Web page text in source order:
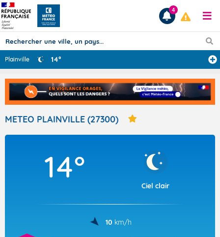
Prévisions
TOUS LES RÉSULTATS
Articles
4
Plainville 14°
METEO PLAINVILLE (27300)
14°
Ciel clair
10 km/h